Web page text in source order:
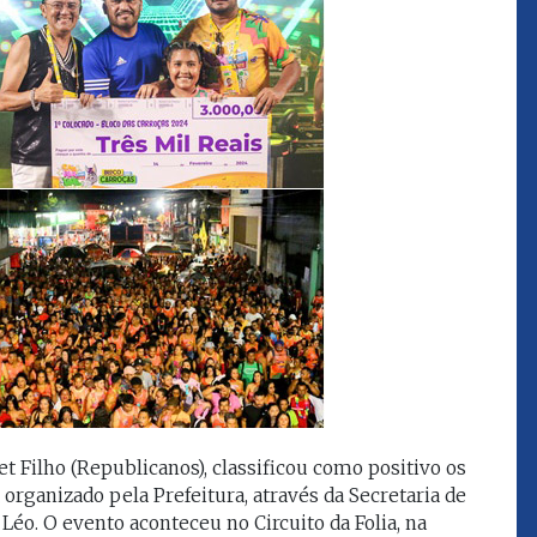
Filho (Republicanos), classificou como positivo os
pela Prefeitura, através da Secretaria de
O evento aconteceu no Circuito da Folia, na
eu estou
desde março
o cargo de
Superior
do
no
e de
da Justiça
no biênio
presidente
Justiça do
o Biênio
juízes e servidores"
FROZ SOBRINHO
Ingressou no Ministério
Público Estadual em 1992,
onde foi Promotor de
Justiça. Como
desembargador exerceu a
função de corregedor geral
da Justiça do Maranhão no
biênio 2022/2024. É
presidente do TJMA no
biênio 2024/2026.